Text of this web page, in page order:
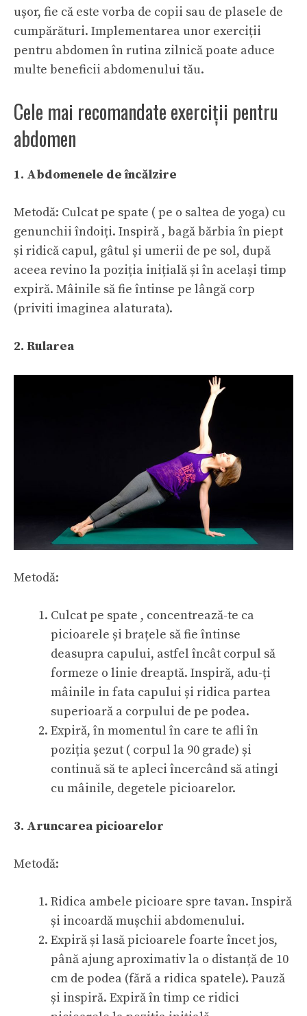
ușor, fie că este vorba de copii sau de plasele de
cumpărături. Implementarea unor exerciții
pentru abdomen în rutina zilnică poate aduce
multe beneficii abdomenului tău.
Cele mai recomandate exerciții pentru
abdomen
1. Abdomenele de încălzire
Metodă: Culcat pe spate ( pe o saltea de yoga) cu
genunchii îndoiți. Inspiră , bagă bărbia în piept
și ridică capul, gâtul și umerii de pe sol, după
aceea revino la poziția inițială și în același timp
expiră. Mâinile să fie întinse pe lângă corp
(priviti imaginea alaturata).
2. Rularea
Metodă:
Culcat pe spate , concentrează-te ca
picioarele și brațele să fie întinse
deasupra capului, astfel încât corpul să
formeze o linie dreaptă. Inspiră, adu-ți
mâinile in fata capului și ridica partea
superioară a corpului de pe podea.
Expiră, în momentul în care te afli în
poziția șezut ( corpul la 90 grade) și
continuă să te apleci încercând să atingi
cu mâinile, degetele picioarelor.
3. Aruncarea picioarelor
Metodă:
Ridica ambele picioare spre tavan. Inspiră
și incoardă mușchii abdomenului.
Expiră și lasă picioarele foarte încet jos,
până ajung aproximativ la o distanță de 10
cm de podea (fără a ridica spatele). Pauză
și inspiră. Expiră în timp ce ridici